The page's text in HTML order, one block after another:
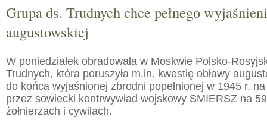
Grupa ds. Trudnych chce pełnego
augustowskiej
W poniedziałek obradowała w Moskwie Polsko-
Trudnych, która poruszyła m.in. kwestię obławy
do końca wyjaśnionej zbrodni popełnionej w 1945 r.
przez sowiecki kontrwywiad wojskowy SMIERSZ na
żołnierzach i cywilach.